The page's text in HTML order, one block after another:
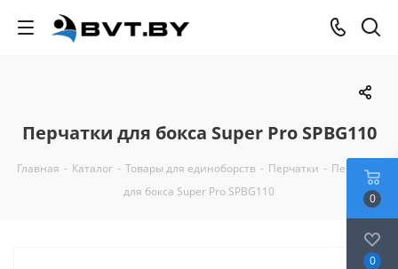
Перчатки для бокса Super Pro SPBG110
Главная - Каталог - Товары для единоборств - Перчатки - Перчатки
для бокса Super Pro SPBG110
0
0